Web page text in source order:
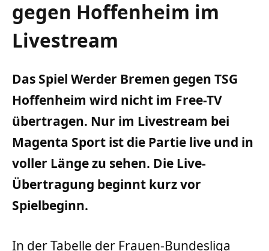
gegen Hoffenheim im
Livestream
Das Spiel Werder Bremen gegen TSG
Hoffenheim wird nicht im Free-TV
übertragen. Nur im Livestream bei
Magenta Sport ist die Partie live und in
voller Länge zu sehen. Die Live-
Übertragung beginnt kurz vor
Spielbeginn.
In der Tabelle der Frauen-Bundesliga